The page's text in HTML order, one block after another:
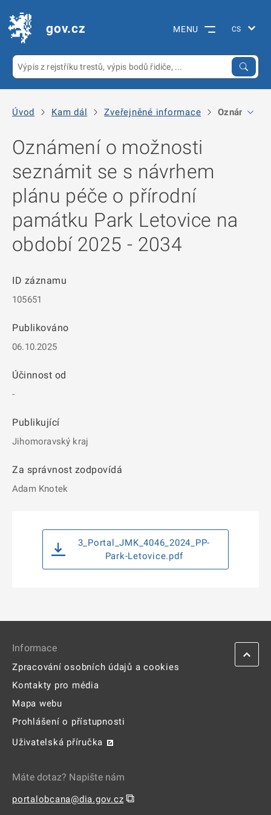
gov.cz MENU
Úvod Kam dál Zveřejněné informace Oznámení
Oznámení o možnosti
seznámit se s návrhem
plánu péče o přírodní
památku Park Letovice na
období 2025 - 2034
ID záznamu
105651
Publikováno
06.10.2025
Účinnost od
-
Publikující
Jihomoravský kraj
Za správnost zodpovídá
Adam Knotek
3_Portal_JMK_4046_2024_PP-
Park-Letovice.pdf
Informace
Zpracování osobních údajů a cookies
Kontakty pro média
Mapa webu
Prohlášení o přístupnosti
Uživatelská příručka
Máte dotaz? Napište nám
portalobcana@dia.gov.cz ⧉